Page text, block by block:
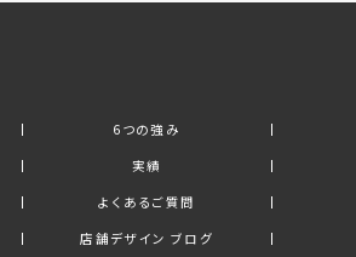
6つの強み
実績
よくあるご質問
店舗デザイン ブログ